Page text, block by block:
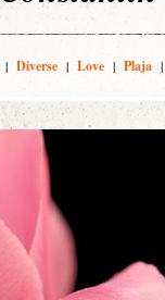
| Diverse | Love | Plaja |